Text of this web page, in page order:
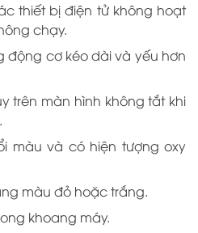
thiết bị điện tử không hoạt
chạy.
động cơ kéo dài và yếu hơn
trên màn hình không tắt khi
màu và có hiện tượng oxy
màu đỏ hoặc trắng.
khoang máy.